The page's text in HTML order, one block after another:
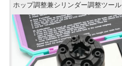
ホップ調整兼シリンダー調整ツール